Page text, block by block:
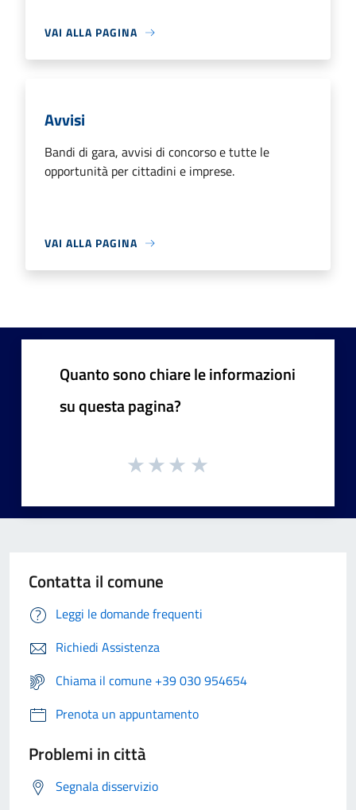
VAI ALLA PAGINA
Avvisi
Bandi di gara, avvisi di concorso e tutte le
opportunità per cittadini e imprese.
VAI ALLA PAGINA
Quanto sono chiare le informazioni
su questa pagina?
Contatta il comune
Leggi le domande frequenti
Richiedi Assistenza
Chiama il comune +39 030 954654
Prenota un appuntamento
Problemi in città
Segnala disservizio